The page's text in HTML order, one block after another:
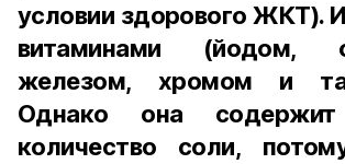
условии здорового ЖКТ).
витаминами (йодом,
железом, хромом и
Однако она
количество соли,